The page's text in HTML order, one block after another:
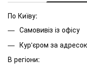
По Київу:
Самовивіз із офісу
Кур'єром за
В регіони: